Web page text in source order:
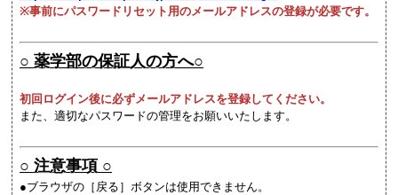
※事前にパスワードリセット用のメールアドレスの登録が必要です。
○ 薬学部の保証人の方へ○
初回ログイン後に必ずメールアドレスを登録してください。
また、適切なパスワードの管理をお願いいたします。
○ 注意事項 ○
●ブラウザの［戻る］ボタンは使用できません。